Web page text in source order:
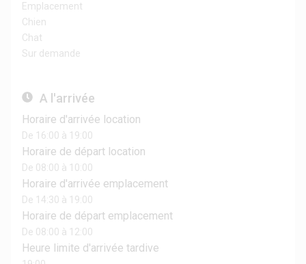
Emplacement
Chien
Chat
Sur demande
A l'arrivée
Horaire d'arrivée location
De 16:00 à 19:00
Horaire de départ location
De 08:00 à 10:00
Horaire d'arrivée emplacement
De 14:30 à 19:00
Horaire de départ emplacement
De 08:00 à 12:00
Heure limite d'arrivée tardive